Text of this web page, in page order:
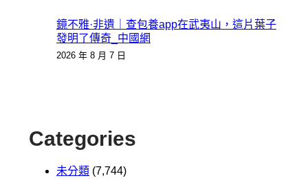
鏡不雅·非遺｜查包養app在武夷山，這片葉子
發明了傳奇_中國網
2026 年 8 月 7 日
Categories
未分類 (7,744)